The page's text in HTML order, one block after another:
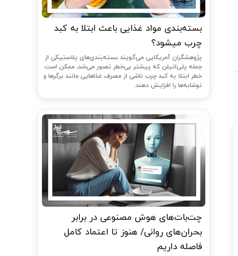
بسته‌بندی مواد غذایی باعث ابتلا به کبد
چرب میشود؟
پژوهشگران آمریکایی می‌گویند بسته‌بندی‌های پلاستیکی از
جمله پلی‌اتیلن که پیشتر بی‌خطر تصور می‌شد، ممکن است
خطر ابتلا به کبد چرب ناشی از مصرف غذاهایی مانند برگرها و
نوشابه‌ها را افزایش دهند.
چت‌بات‌های هوش مصنوعی در برابر
بحران‌های روانی/ هنوز تا اعتماد کامل
فاصله داریم